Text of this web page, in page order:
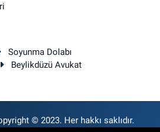
Soyunma Dolabı
Beylikdüzü Avukat
© 2023. Her hakkı saklıdır.